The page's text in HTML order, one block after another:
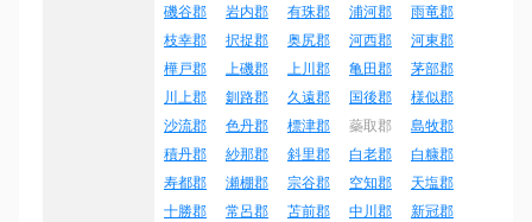
磯谷郡
岩内郡 有珠郡 浦河郡
雨竜郡
枝幸郡
択捉郡 奥尻郡 河西郡
河東郡
樺戸郡
上磯郡 上川郡 亀田郡
茅部郡
川上郡
釧路郡 久遠郡 国後郡
様似郡
沙流郡
色丹郡 標津郡 蘂取郡
島牧郡
積丹郡
紗那郡 斜里郡 白老郡
白糠郡
寿都郡
瀬棚郡 宗谷郡 空知郡
天塩郡
十勝郡
常呂郡 苫前郡 中川郡
新冠郡